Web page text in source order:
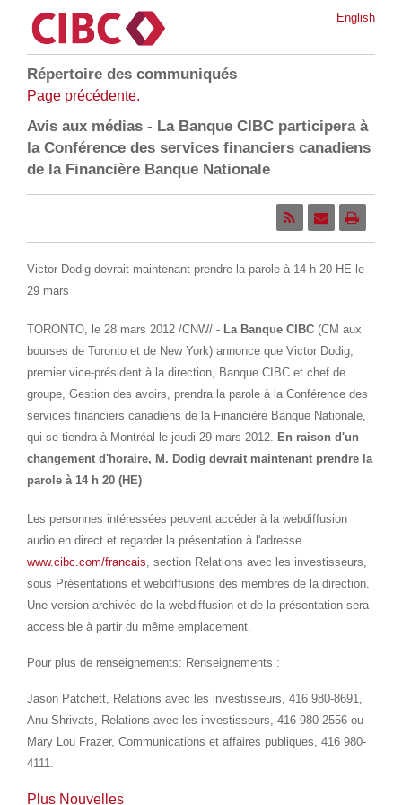
English
Répertoire des communiqués
Page précédente.
Avis aux médias - La Banque CIBC participera à
la Conférence des services financiers canadiens
de la Financière Banque Nationale
Victor Dodig devrait maintenant prendre la parole à 14 h 20 HE le
29 mars
TORONTO, le 28 mars 2012 /CNW/ - La Banque CIBC (CM aux
bourses deToronto et de New York) annonce que Victor Dodig,
premier vice-président à la direction, Banque CIBC et chef de
groupe, Gestion des avoirs, prendra la parole à la Conférence des
services financiers canadiens de la Financière Banque Nationale,
qui se tiendra à Montréal le jeudi 29 mars 2012. En raison d'un
changement d'horaire, M. Dodig devrait maintenant prendre la
parole à 14 h 20 (HE)
Les personnes intéressées peuvent accéder à la webdiffusion
audio en direct et regarder la présentation à l'adresse
www.cibc.com/francais, section Relations avec les investisseurs,
sous Présentations et webdiffusions des membres de la direction.
Une version archivée de la webdiffusion et de la présentation sera
accessible à partir du même emplacement.
Pour plus de renseignements: Renseignements :
Jason Patchett, Relations avec les investisseurs, 416 980-8691,
Anu Shrivats, Relations avec les investisseurs, 416 980-2556 ou
Mary Lou Frazer, Communications et affaires publiques, 416 980-
4111.
Plus Nouvelles